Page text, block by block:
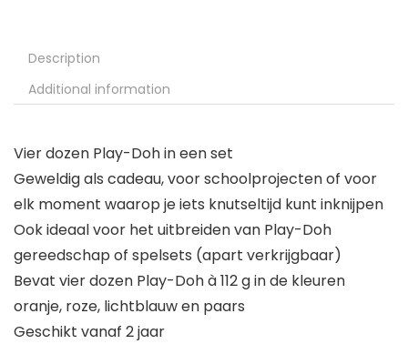
Description
Additional information
Vier dozen Play-Doh in een set
Geweldig als cadeau, voor schoolprojecten of voor
elk moment waarop je iets knutseltijd kunt inknijpen
Ook ideaal voor het uitbreiden van Play-Doh
gereedschap of spelsets (apart verkrijgbaar)
Bevat vier dozen Play-Doh à 112 g in de kleuren
oranje, roze, lichtblauw en paars
Geschikt vanaf 2 jaar